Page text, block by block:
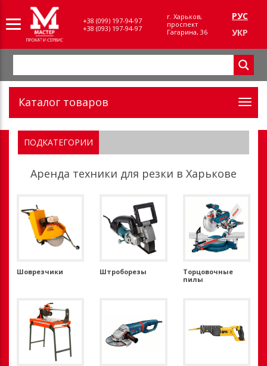
+38 (099) 197-94-97
+38 (093) 197-94-97
г. Харьков,
проспект
Гагарина, 36
РУС
УКР
Каталог товаров
ПОДКАТЕГОРИИ
Аренда техники для резки в Харькове
Шоврезчики Штроборезы
Торцовочные
пилы